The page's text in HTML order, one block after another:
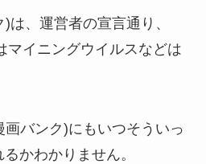
金は一切発生しません
は、運営者の宣言通り、
マイニングウイルスなどは
画バンク)にもいつそういっ
かわかりません。